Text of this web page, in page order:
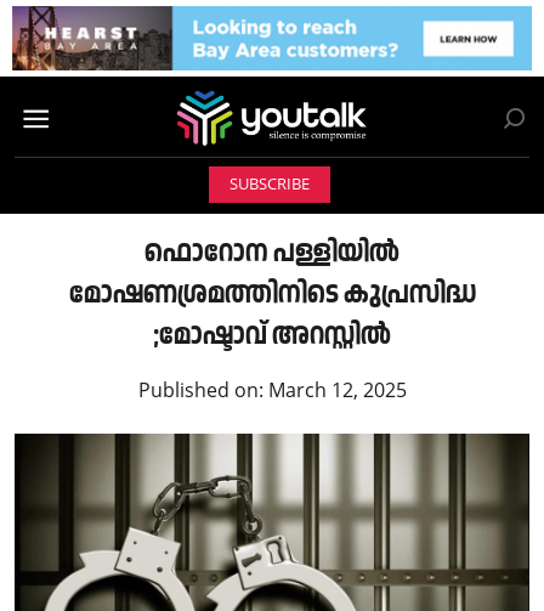
SUBSCRIBE
ഫൊറോന പള്ളിയിൽ
മോഷണശ്രമത്തിനിടെ കുപ്രസിദ്ധ
;മോഷ്ടാവ് അറസ്റ്റിൽ
Published on: March 12, 2025